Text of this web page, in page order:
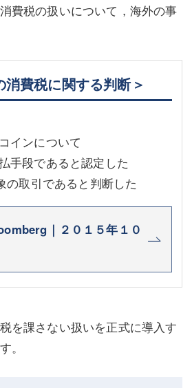
費税の扱いについて，海外の事
消費税に関する判断＞
インについて
手段であると認定した
の取引であると判断した
｜２０１５年１０
を課さない扱いを正式に導入す
。